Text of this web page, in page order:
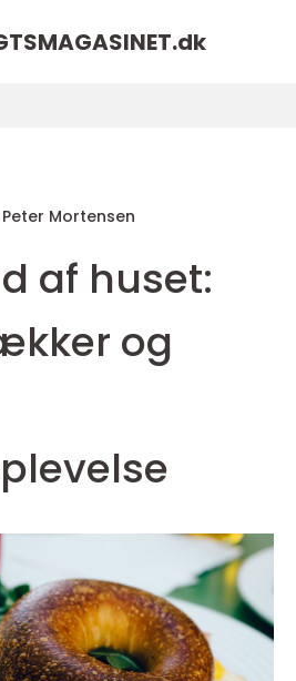
dk
Peter Mortensen
af huset:
og